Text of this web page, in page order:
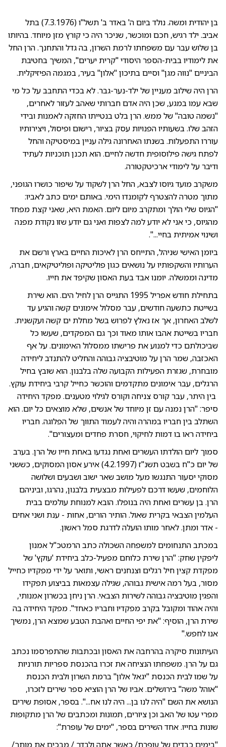
בן יהודית ומשה. נולד ביום ה' באדר ב' תשל"ו (7.3.1976) בתל
אביב. ילד רגיש, חכם ומוכשר, שניכר היה כי קורץ מזן מיוחד. בהיותו
בן שלוש עבר עם משפחתו לרמת השרון, בה גדל והתחנך. הרן החל
את לימודיו בבית-הספר היסודי "קרית יערים", המשיך בחטיבת
הביניים "נווה מגן" וסיים בתיכון "אלון" בעיר, במגמה הפיזיקלית.
הרן היה שילוב מעניין של ילד-נער-גבר. לא בכדי התחבב על כל מי
שבא עמו במגע, שכן היה אדם חברותי שאהב לעזור לאחרים,
"נשמה טובה" של ממש. הרן בלט בנטייתו החזקה לאמנות ובידי
הזהב שלו. בשעותיו הפנויות עסק בציור, רישום ופיסול, ויצירותיו
עוררו התפעלות. בשנתו האחרונה גילה עניין במיסטיקה והחל
לפתח גישה פילוסופית חדשה לחיים. הוא תכנן תוכניות לעתיד
ודיבר על לימודי ארכיטקטורה.
משקרב מועד גיוסו לצבא, החל הרן לשקוד על שיפור כושרו הגופני,
מתוך מטרה להצטרף לקומנדו הימי. באותם ימים כתב לאביו:
"הגיוס שלי הולך ומתקרב מיום ליום. האמת היא, שאני קצת מפחד
מהגיוס, כי אני לא יודע למה לצפות ואני גם יודע שזו נקודת מפנה
ושינוי אמיתית בחיי...".
ביומן האישי שניהל, התייחס הרן לאיכות החיים בארץ ורשם את
הערותיו והשקפותיו על נושאים כגון פוליטיקה ופוליטיקאים, חברה,
מדינה וממשלה. יומנו אבד בעת האסון שקיפד את חייו.
בתחילת חודש אפריל 1995 התגייס הרן לחיל הים. הוא שירת
בשייטת כתשעה חודשים, עבר מסלול אימונים קשה והגיע עד
לשלב האחרון, אך אז נאלץ לפרוש בשל מחלת ים קשה ועקשנית.
חבריו בשייטת אהבו אותו מאוד וכך גם המפקדים, שעשו כל
שביכולתם כדי למנוע את פרישתו ממסלול האימונים. על אף
האכזבה, שמר הרן על מוטיבציה גבוהה והחליט להתנדב ליחידה
מובחרת, שגזרת הפעילות הקבועה שלה בלבנון. הוא שובץ בחיל
הרגלים, עבר אימונים מתקדמים והוכשר כחייל קרבי ביחידת עוקץ.
בין היתר, עבר קורס צניחה וקורס לגילוי מטענים. מפקד היחידה
סיפר: "הרן נמנה עם זן מיוחד של אנשים, שלא מוצאים כל יום. הוא
השתלב בין חבריו במהרה והיה לעמוד התווך של הפלוגה. חבריו
ביחידה ראו בו דמות לחיקוי, חסרת פחדים ומעצורים".
סמוך ליום הולדתו העשרים ואחת נגדעו באחת חייו של הרן. בערב
של יום כ"ח בשבט תשנ"ז (4.2.1997) אירע אסון המסוקים, כששני
מסוקי יסעור התנגשו מעל מושב שאר ישוב ושבעים ושלושה
הלוחמים, שעשו דרכם לפעילות מבצעית בלבנון, נהרגו, וביניהם
הרן. בן עשרים ואחת היה בנופלו. הובא למנוחת עולמים בבית
העלמין הצבאי בקרית שאול. הותיר הורים, אחות - ענת ושני אחים
- אדר ומתן. לאחר מותו הועלה לדרגת סמל ראשון.
במכתב התנחומים למשפחה השכולה כתב הרמטכ"ל אמנון
ליפקין שחק: "הרן שירת כלוחם מפעיל-כלב ביחידת 'עוקץ' של
מפקדת קצין חיל רגלים וצנחנים ראשי, ותואר על ידי מפקדיו כחייל
מסור, בעל רמה אישית גבוהה, שגילה עצמאות בביצוע תפקידו
והפגין מוטיבציה גבוהה לשירות הצבאי. הרן ניחן בכשרון אמנותי,
והיה אהוד ומקובל בקרב מפקדיו וחבריו כאחד". מפקד היחידה בה
שירת הרן, הוסיף: "את יפי החיים ואהבת הטבע שמצא הרן, נמשיך
אנו לחפש."
העיתונות סיקרה בהרחבה את האסון ובכתבות שהתפרסמו נכתב
גם על הרן. משפחתו הנציחה את זכרו בהכנסת ספריות תורניות
על שמו לבית הכנסת "יגאל אלון" ברמת השרון ולבית הכנסת
"אוהל משה" בירושלים. אביו של הרן הוציא ספר שירים לזכרו,
הנושא את השם "היה לנו בן... היה לנו אח...". בספר, אסופת שירים
מפרי עטו של האב וכן ציורים, תמונות ומכתבים של הרן מתקופות
שונות בחייו. אחד השירים בספר, "ימים של עופרת":
"בימים כבדים של עופרת/ כאשר אתה ולבדך / מבכים את מותך/